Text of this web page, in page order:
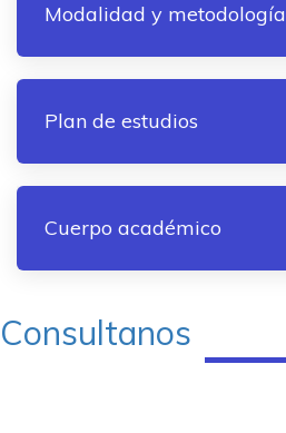
Modalidad y metodología
Plan de estudios
Cuerpo académico
Consultanos